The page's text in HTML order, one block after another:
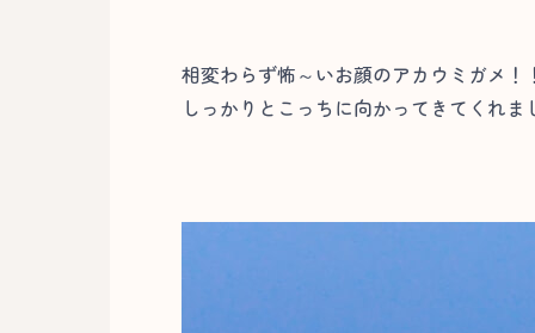
相変わらず怖～いお顔のアカウミガメ！
しっかりとこっちに向かってきてくれま